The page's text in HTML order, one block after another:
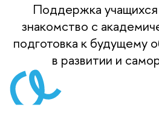
Поддержка учащихся
знакомство с
подготовка к будущему
в развитии и